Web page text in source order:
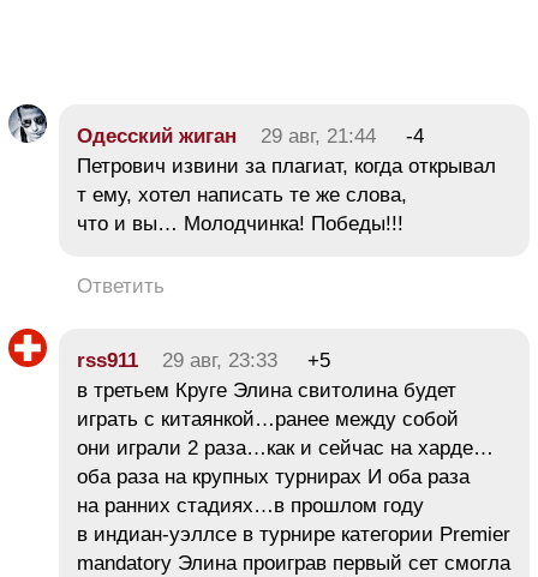
Одесский жиган 29 авг, 21:44
-4
Петрович извини за плагиат, когда открывал
т ему, хотел написать те же слова,
что и вы… Молодчинка! Победы!!!
Ответить
rss911 29 авг, 23:33
+5
в третьем Круге Элина свитолина будет
играть с китаянкой…ранее между собой
они играли 2 раза…как и сейчас на харде…
оба раза на крупных турнирах И оба раза
на ранних стадиях…в прошлом году
в индиан-уэллсе в турнире категории Premier
mandatory Элина проиграв первый сет смогла